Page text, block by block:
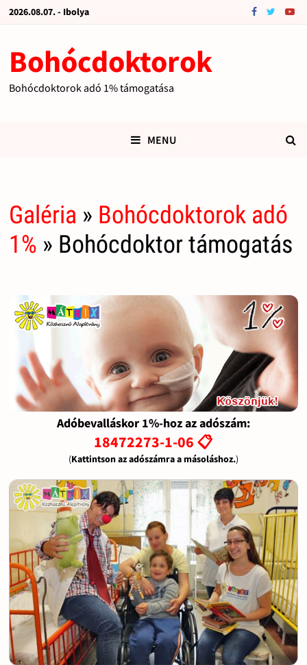
2026.08.07. - Ibolya
Bohócdoktorok
Bohócdoktorok adó 1% támogatása
MENU
Galéria » Bohócdoktorok adó
1% » Bohócdoktor támogatás
Adóbevalláskor 1%-hoz az adószám:
18472273-1-06 📋
(Kattintson az adószámra a másoláshoz.)